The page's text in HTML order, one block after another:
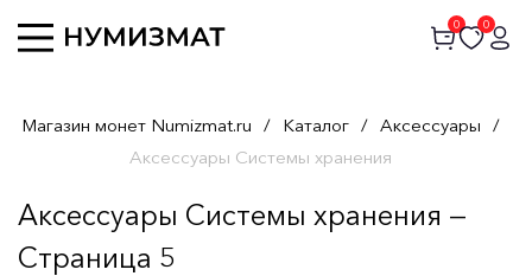
0 0
Магазин монет Numizmat.ru / Каталог / Аксессуары /
Аксессуары Системы хранения
Аксессуары Системы хранения —
Страница 5